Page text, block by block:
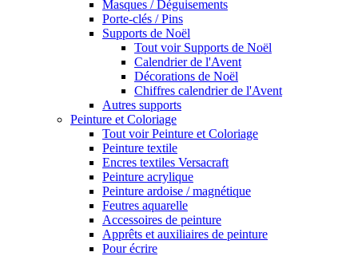
Masques / Déguisements
Porte-clés / Pins
Supports de Noël
Tout voir Supports de Noël
Calendrier de l'Avent
Décorations de Noël
Chiffres calendrier de l'Avent
Autres supports
Peinture et Coloriage
Tout voir Peinture et Coloriage
Peinture textile
Encres textiles Versacraft
Peinture acrylique
Peinture ardoise / magnétique
Feutres aquarelle
Accessoires de peinture
Apprêts et auxiliaires de peinture
Pour écrire